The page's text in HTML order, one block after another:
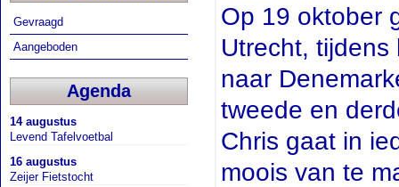
Gevraagd
Aangeboden
Agenda
14 augustus
Levend Tafelvoetbal
16 augustus
Zeijer Fietstocht
Op 19 oktober
Utrecht,
naar
tweede en
Chris gaat in
moois van te